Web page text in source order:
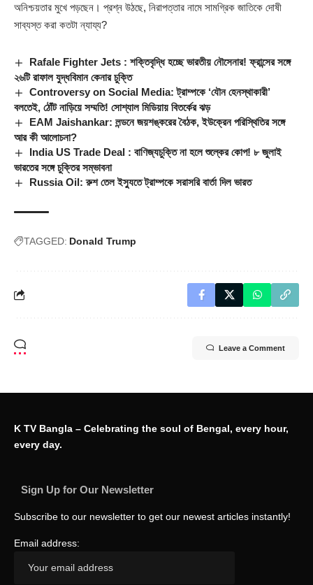
অনিশ্চয়তার মুখে পড়ছেন। প্রশ্ন উঠছে, নিরাপত্তার নামে সামগ্রিক জাতিকে দোষী
সাব্যস্ত করা কতটা ন্যায্য?
Rafale Fighter Jets : শক্তিবৃদ্ধি হচ্ছে ভারতীয় নৌসেনার! ফ্রান্সের সঙ্গে
২৬টি রাফাল যুদ্ধবিমান কেনার চুক্তি
Controversy on Social Media: ট্রাম্পকে ‘যৌন হেনস্থাকারী’
বলতেই, ঠোঁট নাড়িয়ে সম্মতি! সোশ্যাল মিডিয়ায় বিতর্কের ঝড়
EAM Jaishankar: লন্ডনে জয়শঙ্করের বৈঠক, ইউক্রেন পরিস্থিতির সঙ্গে
আর কী আলোচনা?
India US Trade Deal : বাণিজ্যচুক্তি না হলে শুল্কের কোপ! ৮ জুলাই
ভারতের সঙ্গে চুক্তির সম্ভাবনা
Russia Oil: রুশ তেল ইস্যুতে ট্রাম্পকে সরাসরি বার্তা দিল ভারত
TAGGED: Donald Trump
Leave a Comment
K TV Bangla – Celebrating the soul of Bengal, every hour,
every day.
Sign Up for Our Newsletter
Subscribe to our newsletter to get our newest articles instantly!
Email address: